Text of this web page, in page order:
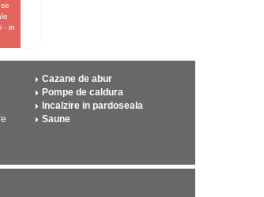
- in
Cazane de abur
Pompe de caldura
Incalzire in pardoseala
Saune